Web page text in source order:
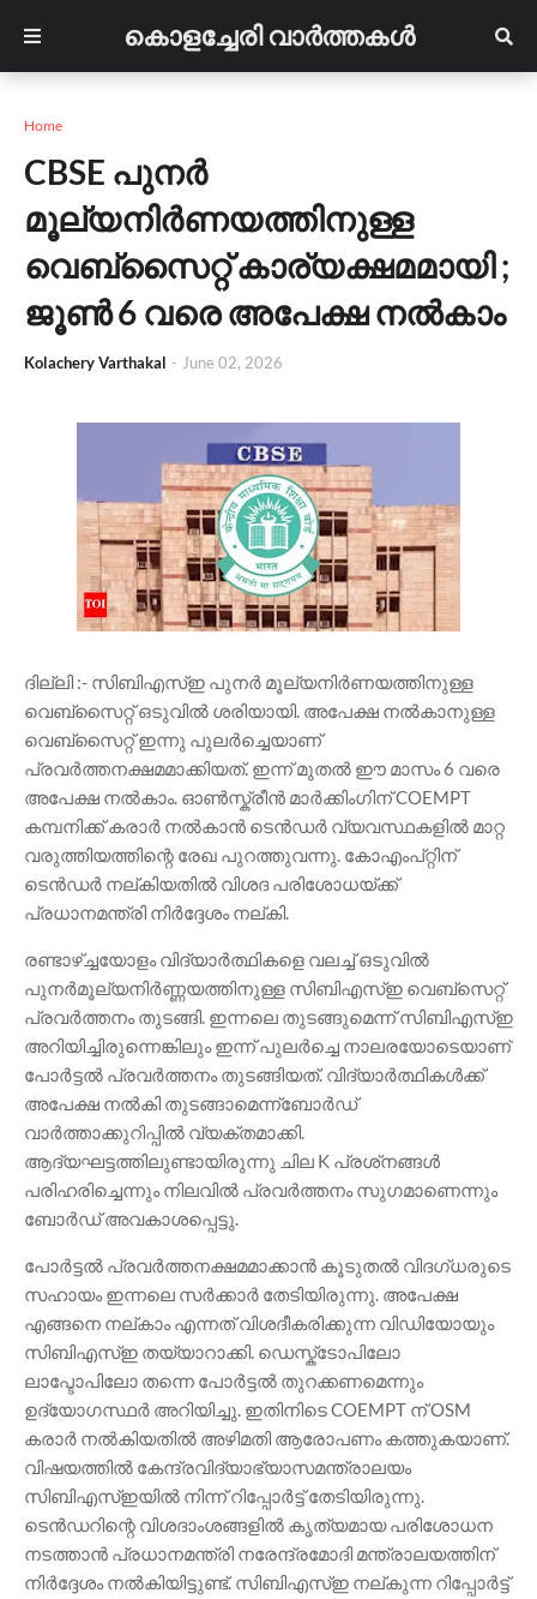
കൊളച്ചേരി വാർത്തകൾ
Home
CBSE പുനർ
മൂല്യനിർണയത്തിനുള്ള
വെബ്സൈറ്റ് കാര്യക്ഷമമായി ;
ജൂൺ 6 വരെ അപേക്ഷ നൽകാം
Kolachery Varthakal - June 02, 2026
ദില്ലി :- സിബിഎസ്ഇ പുനർ മൂല്യനിർണയത്തിനുള്ള
വെബ്സൈറ്റ് ഒടുവിൽ ശരിയായി. അപേക്ഷ നൽകാനുള്ള
വെബ്സൈറ്റ് ഇന്നു പുലർച്ചെയാണ്
പ്രവർത്തനക്ഷമമാക്കിയത്. ഇന്ന് മുതൽ ഈ മാസം 6 വരെ
അപേക്ഷ നൽകാം. ഓൺസ്ക്രീൻ മാർക്കിംഗിന് COEMPT
കമ്പനിക്ക് കരാർ നൽകാൻ ടെൻഡർ വ്യവസ്ഥകളിൽ മാറ്റ
വരുത്തിയത്തിന്റെ രേഖ പുറത്തുവന്നു. കോഎംപ്റ്റിന്
ടെൻഡർ നല്‌കിയതിൽ വിശദ പരിശോധയ്ക്ക്
പ്രധാനമന്ത്രി നിർദ്ദേശം നല്കി.
രണ്ടാഴ്ച്ചയോളം വിദ്യാർത്ഥികളെ വലച്ച് ഒടുവിൽ
പുനർമൂല്യനിർണ്ണയത്തിനുള്ള സിബിഎസ്ഇ വെബ്സെറ്റ്
പ്രവർത്തനം തുടങ്ങി. ഇന്നലെ തുടങ്ങുമെന്ന് സിബിഎസ്ഇ
അറിയിച്ചിരുന്നെങ്കിലും ഇന്ന് പുലർച്ചെ നാലരയോടെയാണ്
പോർട്ടൽ പ്രവർത്തനം തുടങ്ങിയത്. വിദ്യാർത്ഥികൾക്ക്
അപേക്ഷ നൽകി തുടങ്ങാമെന്ന്ബോർഡ്
വാർത്താക്കുറിപ്പിൽ വ്യക്തമാക്കി.
ആദ്യഘട്ടത്തിലുണ്ടായിരുന്നു ചില K പ്രശ്‌നങ്ങൾ
പരിഹരിച്ചെന്നും നിലവിൽ പ്രവർത്തനം സുഗമാണെന്നും
ബോർഡ് അവകാശപ്പെട്ടു.
പോർട്ടൽ പ്രവർത്തനക്ഷമമാക്കാൻ കൂടുതൽ വിദഗ്‌ധരുടെ
സഹായം ഇന്നലെ സർക്കാർ തേടിയിരുന്നു. അപേക്ഷ
എങ്ങനെ നല്‌കാം എന്നത് വിശദീകരിക്കുന്ന വിഡിയോയും
സിബിഎസ്ഇ തയ്യാറാക്കി. ഡെസ്ക്ടോപിലോ
ലാപ്ടോപിലോ തന്നെ പോർട്ടൽ തുറക്കണമെന്നും
ഉദ്യോഗസ്ഥർ അറിയിച്ചു. ഇതിനിടെ COEMPT ന് OSM
കരാർ നൽകിയതിൽ അഴിമതി ആരോപണം കത്തുകയാണ്.
വിഷയത്തിൽ കേന്ദ്രവിദ്യാഭ്യാസമന്ത്രാലയം
സിബിഎസ്ഇയിൽ നിന്ന് റിപ്പോർട്ട് തേടിയിരുന്നു.
ടെൻഡറിന്റെ വിശദാംശങ്ങളിൽ കൃത്യമായ പരിശോധന
നടത്താൻ പ്രധാനമന്ത്രി നരേന്ദ്രമോദി മന്ത്രാലയത്തിന്
നിർദ്ദേശം നൽകിയിട്ടുണ്ട്. സിബിഎസ്ഇ നല്കുന്ന റിപ്പോർട്ട്